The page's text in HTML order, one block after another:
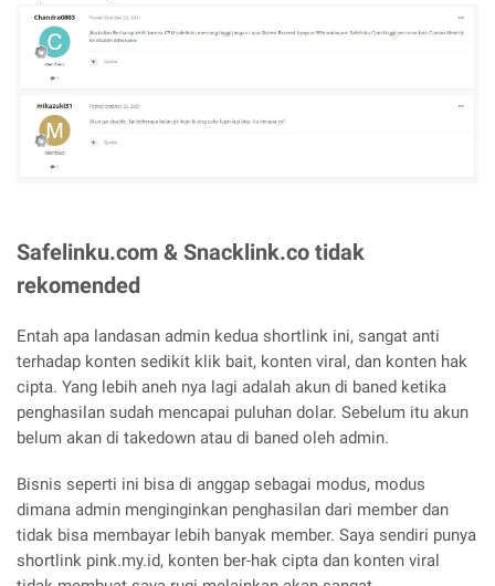
Safelinku.com & Snacklink.co tidak
rekomended
Entah apa landasan admin kedua shortlink ini, sangat anti
terhadap konten sedikit klik bait, konten viral, dan konten hak
cipta. Yang lebih aneh nya lagi adalah akun di baned ketika
penghasilan sudah mencapai puluhan dolar. Sebelum itu akun
belum akan di takedown atau di baned oleh admin.
Bisnis seperti ini bisa di anggap sebagai modus, modus
dimana admin menginginkan penghasilan dari member dan
tidak bisa membayar lebih banyak member. Saya sendiri punya
shortlink pink.my.id, konten ber-hak cipta dan konten viral